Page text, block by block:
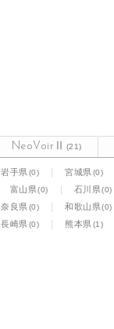
NeoVoirⅡ (21)
岩手県(0) 宮城県(0)
富山県(0) 石川県(0)
奈良県(0) 和歌山県(0)
長崎県(0) 熊本県(1)